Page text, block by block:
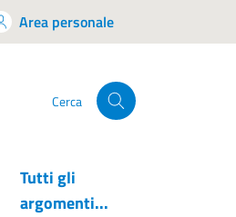
Area personale
Cerca
Tutti gli
argomenti...